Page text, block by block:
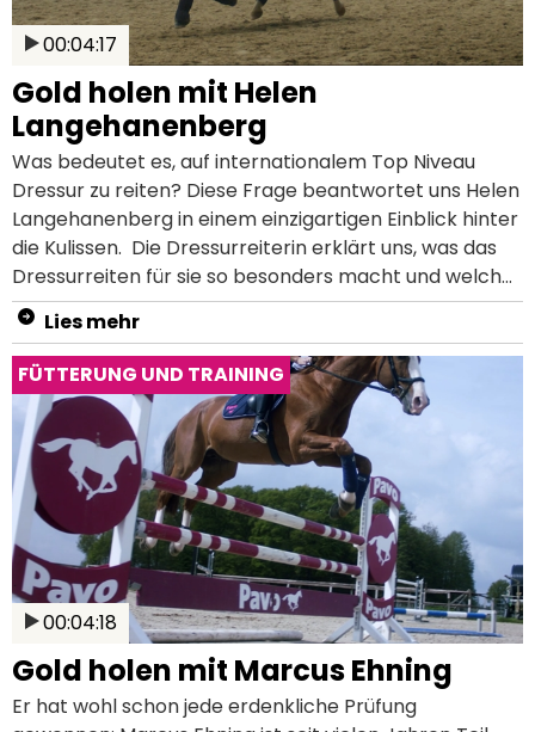
00:04:17
Gold holen mit Helen
Langehanenberg
Was bedeutet es, auf internationalem Top Niveau
Dressur zu reiten? Diese Frage beantwortet uns Helen
Langehanenberg in einem einzigartigen Einblick hinter
die Kulissen. Die Dressurreiterin erklärt uns, was das
Dressurreiten für sie so besonders macht und welche
Herausforderungen mit dem Spitzensport verbunden
sind. Außerdem erzählt sie uns, wie ihre Dressurpferde
mit der richtigen Fütterung tägliche Höchstleistungen
erbringen.
Lies mehr
FÜTTERUNG UND TRAINING
00:04:18
Gold holen mit Marcus Ehning
Er hat wohl schon jede erdenkliche Prüfung